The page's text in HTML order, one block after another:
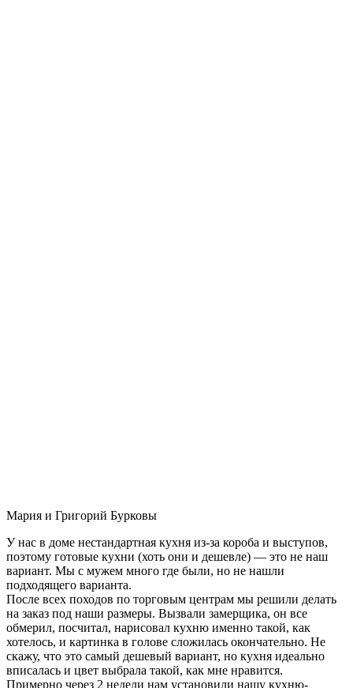
Мария и Григорий Бурковы
У нас в доме нестандартная кухня из-за короба и выступов,
поэтому готовые кухни (хоть они и дешевле) — это не наш
вариант. Мы с мужем много где были, но не нашли
подходящего варианта.
После всех походов по торговым центрам мы решили делать
на заказ под наши размеры. Вызвали замерщика, он все
обмерил, посчитал, нарисовал кухню именно такой, как
хотелось, и картинка в голове сложилась окончательно. Не
скажу, что это самый дешевый вариант, но кухня идеально
вписалась и цвет выбрала такой, как мне нравится.
Примерно через 2 недели нам установили нашу кухню-